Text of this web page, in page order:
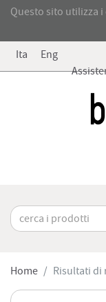
Questo sito utilizza
Ita
Eng
Home Risultati di